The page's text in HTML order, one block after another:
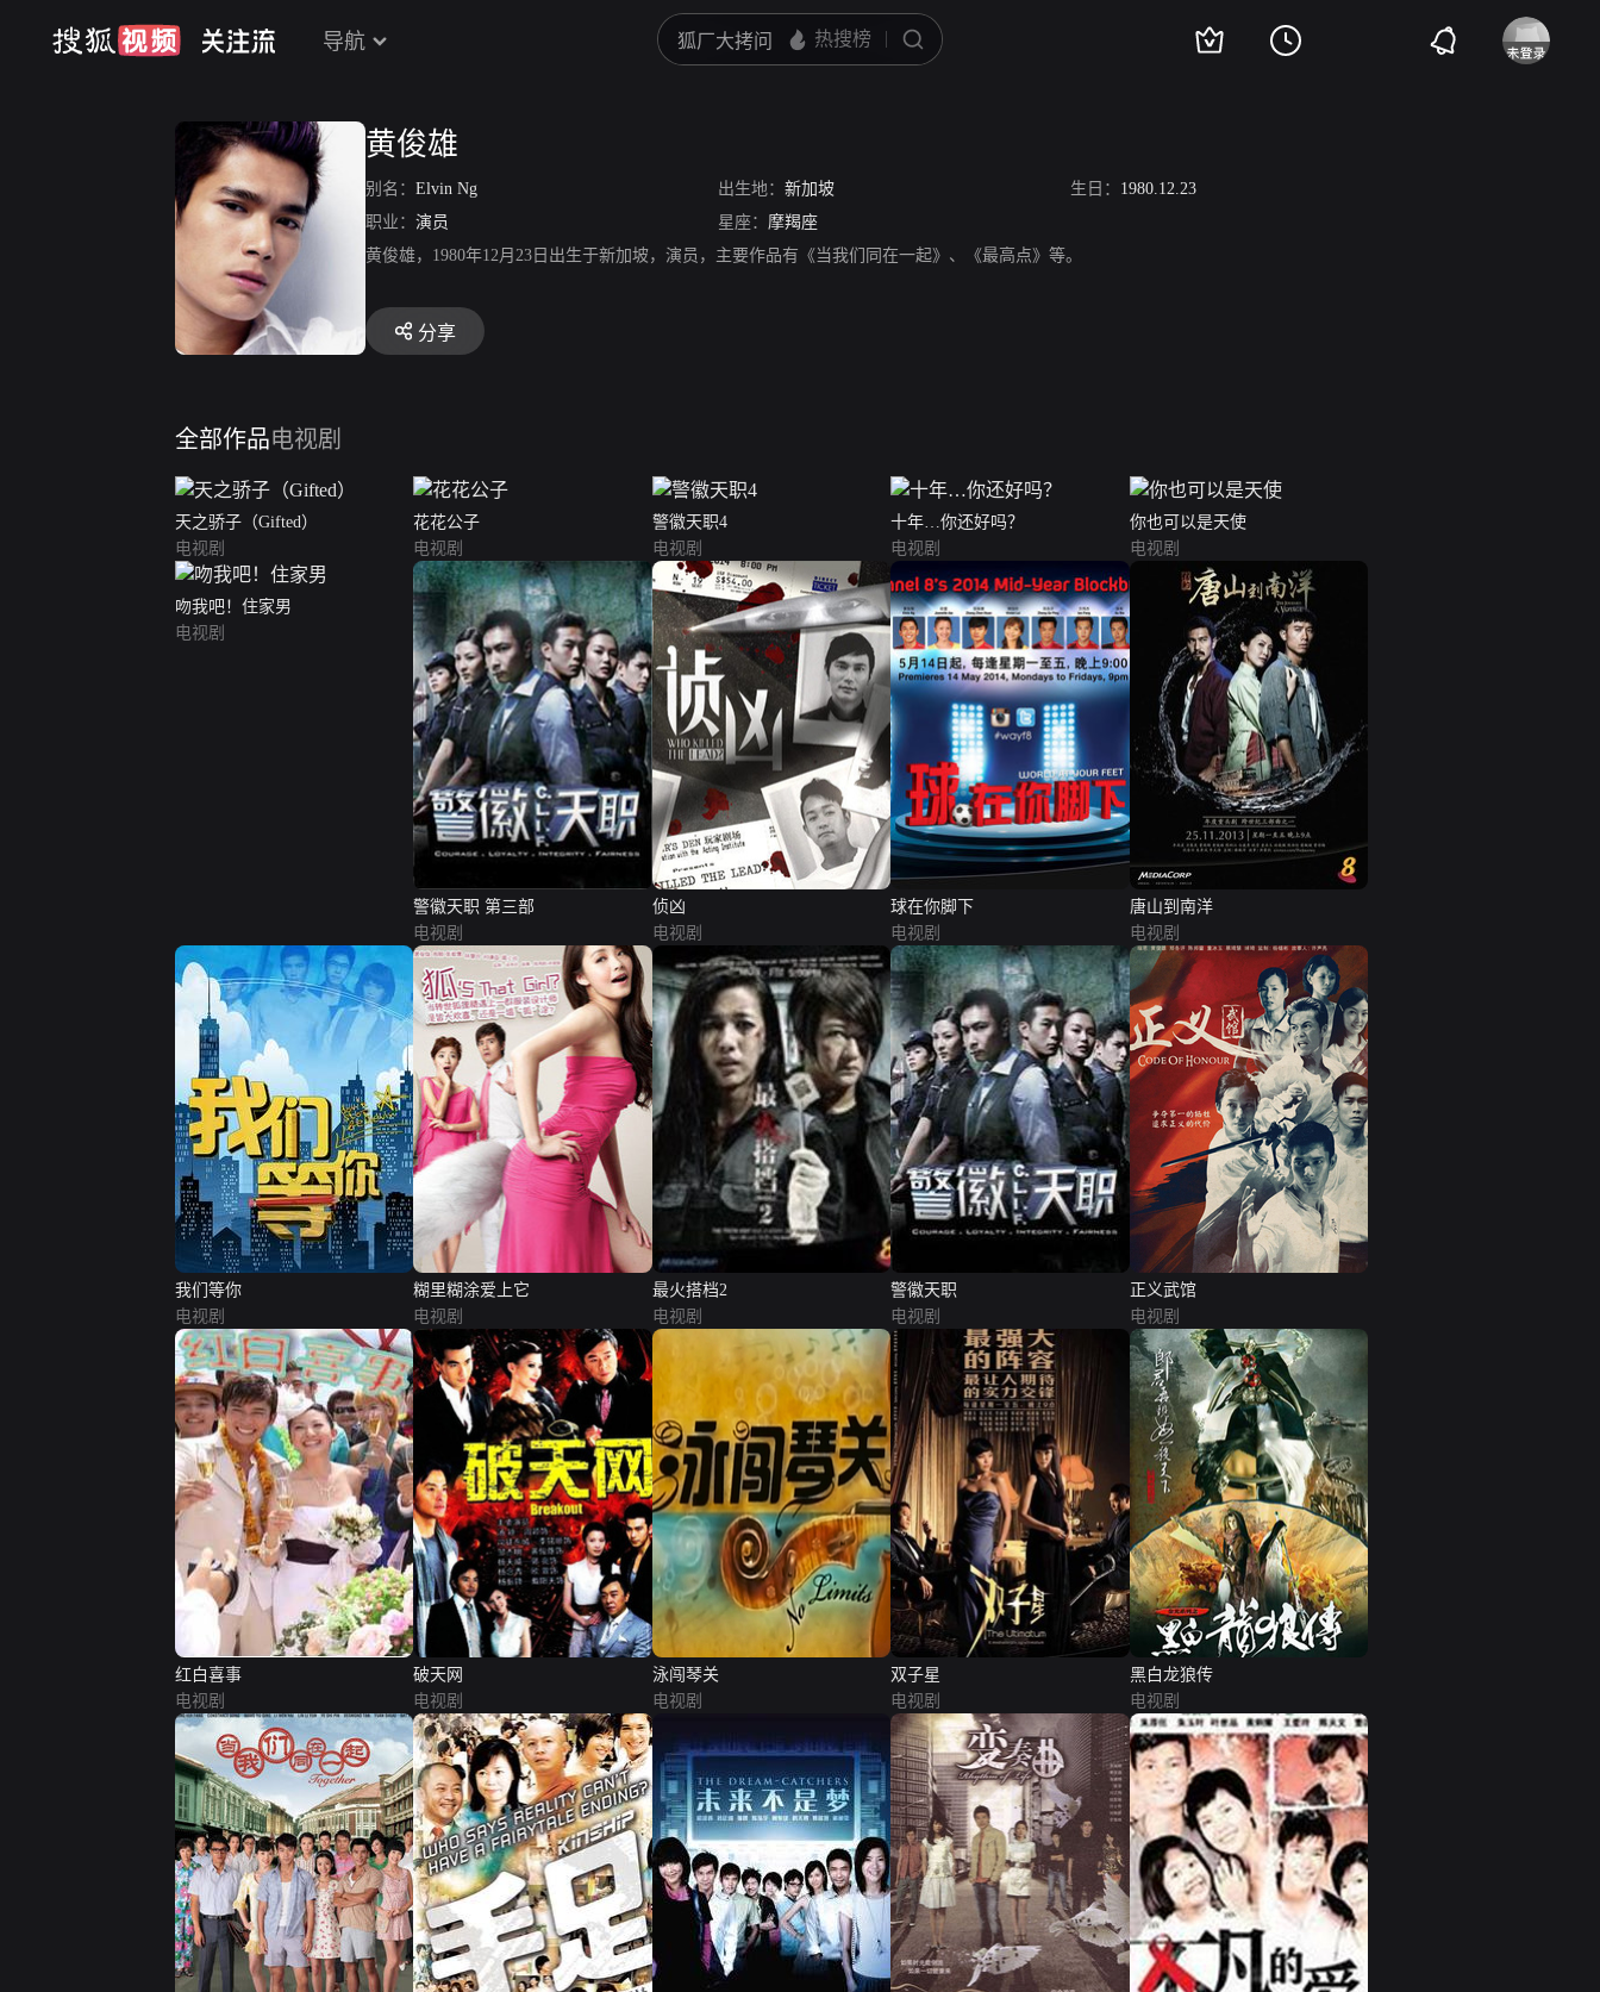
导航
黄俊雄
别名： Elvin Ng 出生地： 新加坡 生日： 1980.12.23
职业： 演员 星座： 摩羯座
黄俊雄，1980年12月23日出生于新加坡，演员，主要作品有《当我们同在一起》、《最高点》等。
分享
全部作品电视剧
天之骄子（Gifted）
电视剧
花花公子
电视剧
警徽天职4
电视剧
十年…你还好吗？
电视剧
你也可以是天使
电视剧
吻我吧！住家男
电视剧
警徽天职 第三部
电视剧
侦凶
电视剧
球在你脚下
电视剧
唐山到南洋
电视剧
我们等你
电视剧
糊里糊涂爱上它
电视剧
最火搭档2
电视剧
警徽天职
电视剧
正义武馆
电视剧
红白喜事
电视剧
破天网
电视剧
泳闯琴关
电视剧
双子星
电视剧
黑白龙狼传
电视剧